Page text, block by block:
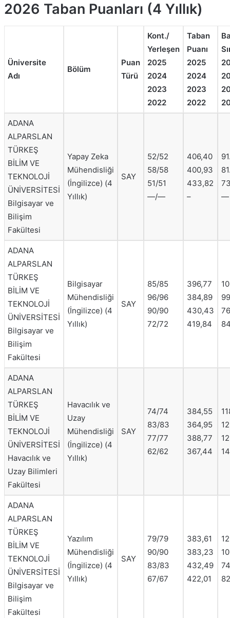
2026 Taban Puanları (4 Yıllık)
Üniversite
Adı
Bölüm
Puan
Türü
Kont./
Yerleşen
2025
2024
2023
2022
Taban
Puanı
2025
2024
2023
2022
ADANA
ALPARSLAN
TÜRKEŞ
BİLİM VE
TEKNOLOJİ
ÜNİVERSİTESİ
Bilgisayar ve
Bilişim
Fakültesi
Yapay Zeka
Mühendisliği
(İngilizce) (4
Yıllık)
SAY
52/52
58/58
51/51
—/—
406,40
400,93
433,82
–
—
ADANA
ALPARSLAN
TÜRKEŞ
BİLİM VE
TEKNOLOJİ
ÜNİVERSİTESİ
Bilgisayar ve
Bilişim
Fakültesi
Bilgisayar
Mühendisliği
(İngilizce) (4
Yıllık)
SAY
85/85
96/96
90/90
72/72
396,77
384,89
430,43
419,84
ADANA
ALPARSLAN
TÜRKEŞ
BİLİM VE
TEKNOLOJİ
ÜNİVERSİTESİ
Havacılık ve
Uzay Bilimleri
Fakültesi
Havacılık ve
Uzay
Mühendisliği
(İngilizce) (4
Yıllık)
SAY
74/74
83/83
77/77
62/62
384,55
364,95
388,77
367,44
ADANA
ALPARSLAN
TÜRKEŞ
BİLİM VE
TEKNOLOJİ
ÜNİVERSİTESİ
Bilgisayar ve
Bilişim
Fakültesi
Yazılım
Mühendisliği
(İngilizce) (4
Yıllık)
SAY
79/79
90/90
83/83
67/67
383,61
383,23
432,49
422,01